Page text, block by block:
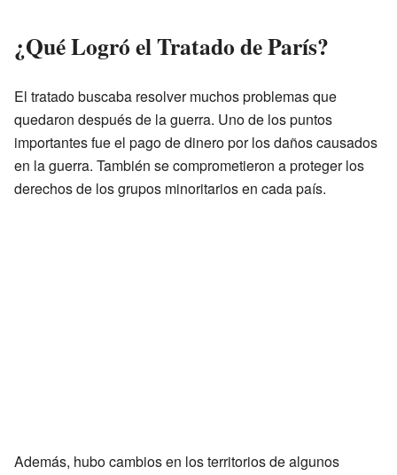
¿Qué Logró el Tratado de París?
El tratado buscaba resolver muchos problemas que
quedaron después de la guerra. Uno de los puntos
importantes fue el pago de dinero por los daños causados
en la guerra. También se comprometieron a proteger los
derechos de los grupos minoritarios en cada país.
Además, hubo cambios en los territorios de algunos